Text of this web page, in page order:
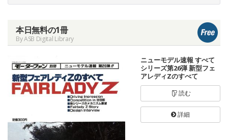
本日無料の1冊
By ASB Digital Library
ニューモデル速報 すべて
シリーズ第26弾 新型フェ
アレディZのすべて
読む
詳細